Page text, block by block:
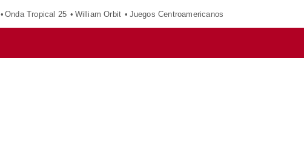
Onda Tropical 25 William Orbit Juegos Centroamericanos